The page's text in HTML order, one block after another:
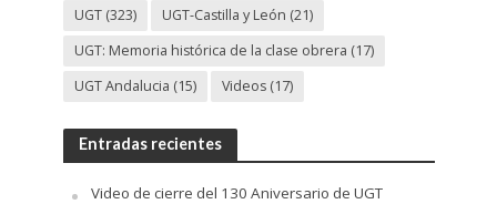
UGT(323) UGT-Castilla y León (21)
UGT: Memoria histórica de la clase obrera (17)
UGT Andalucia (15) Videos(17)
Entradas recientes
Video de cierre del 130 Aniversario de UGT